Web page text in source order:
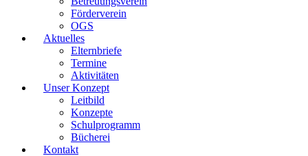
Förderverein
OGS
Aktuelles
Elternbriefe
Termine
Aktivitäten
Unser Konzept
Leitbild
Konzepte
Schulprogramm
Bücherei
Kontakt